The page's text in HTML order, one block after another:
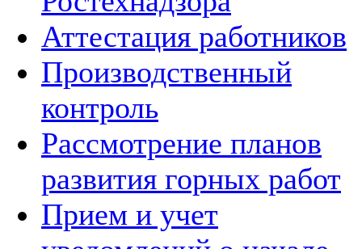
Аттестация работников
Производственный
контроль
Рассмотрение планов
развития горных работ
Прием и учет